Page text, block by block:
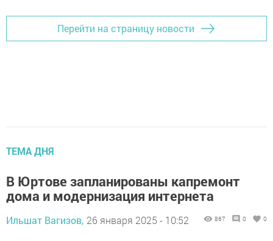
Перейти на страницу новости
ТЕМА ДНЯ
В Юртове запланированы капремонт
дома и модернизация интернета
Ильшат Вагизов, 26 января 2025 - 10:52 867 0 0